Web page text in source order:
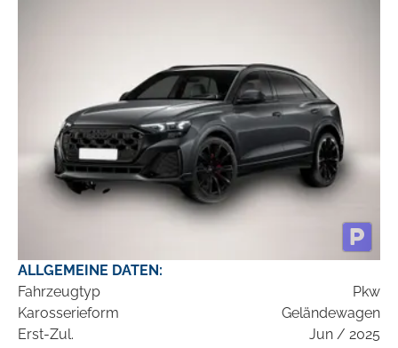
ALLGEMEINE DATEN:
Fahrzeugtyp
Pkw
Karosserieform
Geländewagen
Erst-Zul.
Jun / 2025